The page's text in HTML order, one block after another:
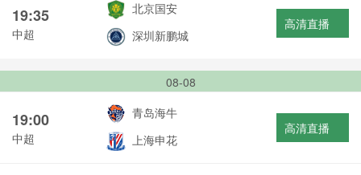
19:35
中超
北京国安
深圳新鹏城
高清直播
08-08
19:00
中超
青岛海牛
上海申花
高清直播